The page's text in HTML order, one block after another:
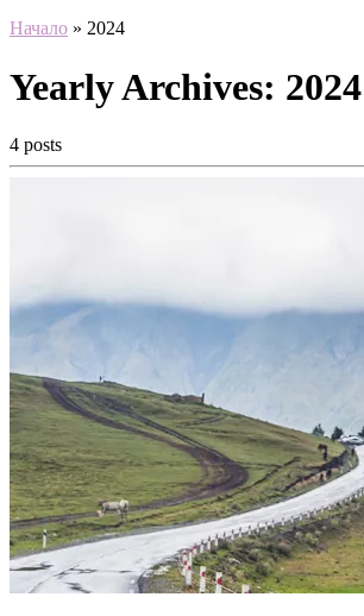
Начало » 2024
Yearly Archives: 2024
4 posts